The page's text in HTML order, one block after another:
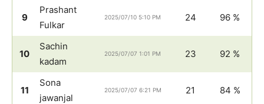
9
Prashant
Fulkar
2025/07/10 5:10 PM 24 96 %
10
Sachin
kadam
2025/07/07 1:01 PM 23 92 %
11
Sona
jawanjal
2025/07/07 6:21 PM 21 84 %